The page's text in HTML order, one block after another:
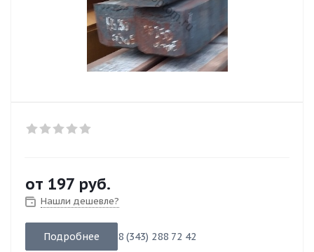
от 197 руб.
Нашли дешевле?
Подробнее 8 (343) 288 72 42